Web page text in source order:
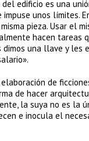
edificio es una
unos límites.
pieza. Usar el
hacen tareas
una llave y les
de
de hacer
la suya no es la
e inocula el